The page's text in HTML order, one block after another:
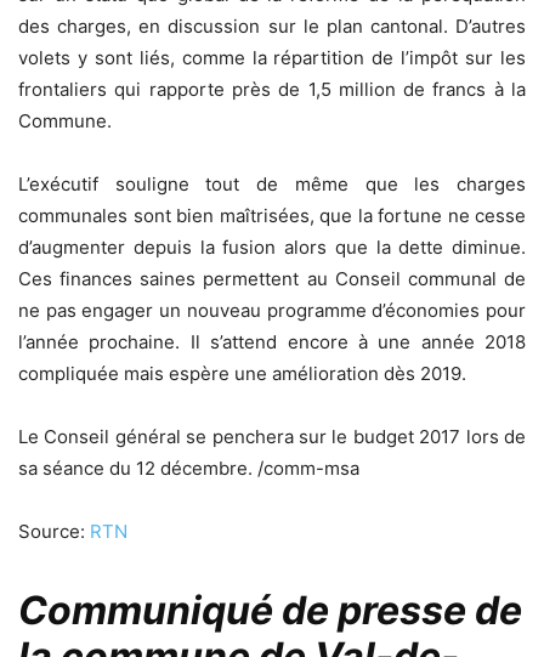
des charges, en discussion sur le plan cantonal. D’autres
volets y sont liés, comme la répartition de l’impôt sur les
frontaliers qui rapporte près de 1,5 million de francs à la
Commune.
L’exécutif souligne tout de même que les charges
communales sont bien maîtrisées, que la fortune ne cesse
d’augmenter depuis la fusion alors que la dette diminue.
Ces finances saines permettent au Conseil communal de
ne pas engager un nouveau programme d’économies pour
l’année prochaine. Il s’attend encore à une année 2018
compliquée mais espère une amélioration dès 2019.
Le Conseil général se penchera sur le budget 2017 lors de
sa séance du 12 décembre. /comm-msa
Source: RTN
Communiqué de presse de